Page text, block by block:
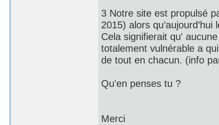
3 Notre site est propulsé
2015) alors
Cela signifierait qu'
totalement vulnérable a
de tout en chacun. (info
Qu'en penses tu ?
Merci